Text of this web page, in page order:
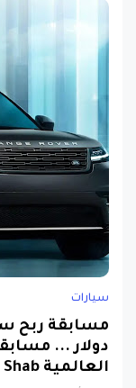
سيارات
دولار ...
العالمية Shab